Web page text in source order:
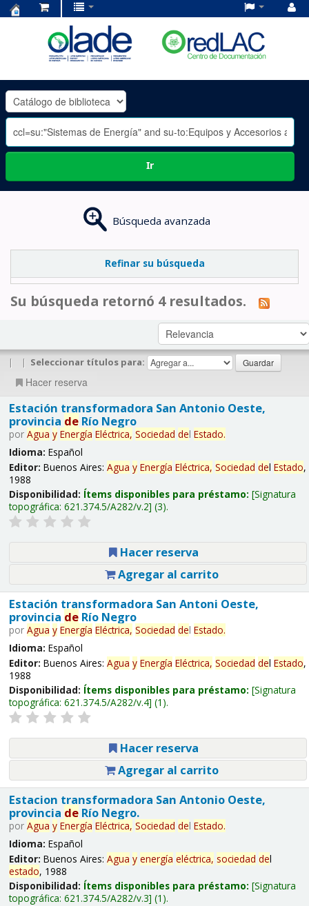
OLADE
-
Ir
Búsqueda avanzada
Refinar su búsqueda
Su búsqueda retornó 4 resultados.
| | Seleccionar títulos para:
Hacer reserva
Estación transformadora San Antonio Oeste,
provincia deRío Negro
por Agua y Energía Eléctrica, Sociedad del Estado.
Idioma: Español
Editor: Buenos Aires: Agua y Energía Eléctrica, Sociedad del Estado,
1988
Disponibilidad: Ítems disponibles para préstamo: Signatura
topográfica: 621.374.5/A282/v.2 (3).
Hacer reserva
Agregar al carrito
Estación transformadora San Antoni Oeste,
provincia deRío Negro
por Agua y Energía Eléctrica, Sociedad del Estado.
Idioma: Español
Editor: Buenos Aires: Agua y Energía Eléctrica, Sociedad del Estado,
1988
Disponibilidad: Ítems disponibles para préstamo: Signatura
topográfica: 621.374.5/A282/v.4 (1).
Hacer reserva
Agregar al carrito
Estacion transformadora San Antonio Oeste,
provincia deRío Negro.
por Agua y Energía Eléctrica, Sociedad del Estado.
Idioma: Español
Editor: Buenos Aires: Agua y energía eléctrica, sociedad del
estado, 1988
Disponibilidad: Ítems disponibles para préstamo: Signatura
topográfica: 621.374.5/A282/v.3 (1).